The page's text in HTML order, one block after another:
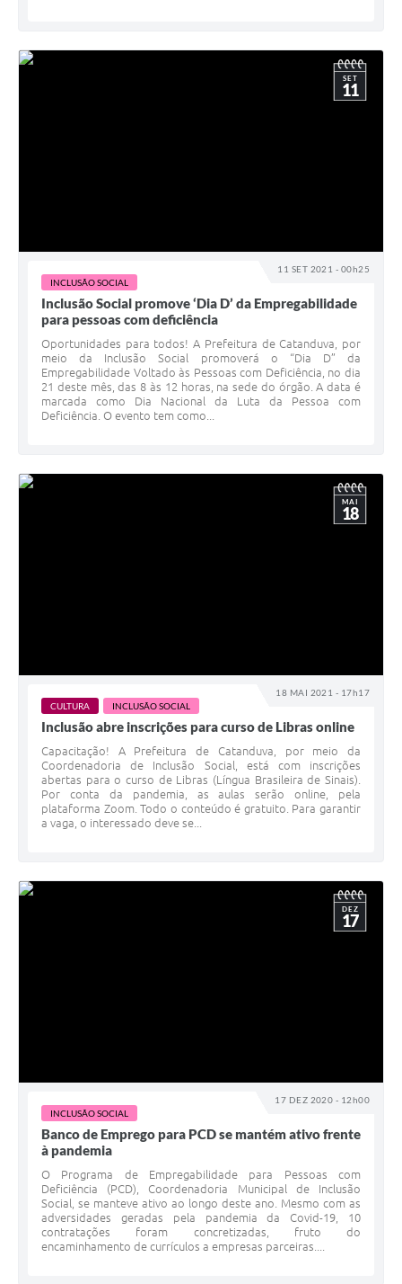
11 SET 2021 - 00h25
SET
11
INCLUSÃO SOCIAL
Inclusão Social promove ‘Dia D’ da Empregabilidade
para pessoas com deficiência
Oportunidades para todos! A Prefeitura de Catanduva, por
meio da Inclusão Social promoverá o “Dia D” da
Empregabilidade Voltado às Pessoas com Deficiência, no dia
21 deste mês, das 8 às 12 horas, na sede do órgão. A data é
marcada como Dia Nacional da Luta da Pessoa com
Deficiência. O evento tem como...
18 MAI 2021 - 17h17
MAI
18
CULTURA INCLUSÃO SOCIAL
Inclusão abre inscrições para curso de Libras online
Capacitação! A Prefeitura de Catanduva, por meio da
Coordenadoria de Inclusão Social, está com inscrições
abertas para o curso de Libras (Língua Brasileira de Sinais).
Por conta da pandemia, as aulas serão online, pela
plataforma Zoom. Todo o conteúdo é gratuito. Para garantir
a vaga, o interessado deve se...
17 DEZ 2020 - 12h00
DEZ
17
INCLUSÃO SOCIAL
Banco de Emprego para PCD se mantém ativo frente
à pandemia
O Programa de Empregabilidade para Pessoas com
Deficiência (PCD), Coordenadoria Municipal de Inclusão
Social, se manteve ativo ao longo deste ano. Mesmo com as
adversidades geradas pela pandemia da Covid-19, 10
contratações foram concretizadas, fruto do
encaminhamento de currículos a empresas parceiras....